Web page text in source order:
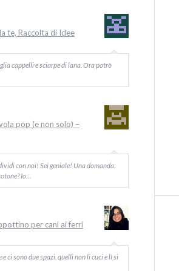
te, Raccolta di Idee
cappelli e sciarpe di lana. Ora potrò
pop (e non solo) –
con noi! Sei geniale! Una domanda:
Io…
per cani ai ferri
ci sono due spazi, quelli non li cuci e lì si